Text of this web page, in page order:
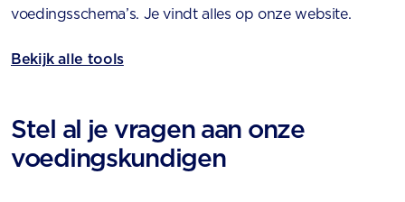
voedingsschema’s. Je vindt alles op onze website.
Bekijk alle tools
Stel al je vragen aan onze
voedingskundigen